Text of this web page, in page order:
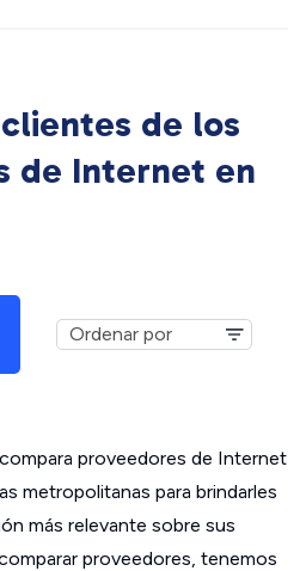
de los
de Internet en
proveedores de Internet
metropolitanas para brindarles
más relevante sobre sus
proveedores, tenemos